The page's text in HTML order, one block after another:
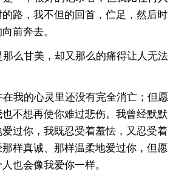
路，我不但的回首，伫足，然后时
前奔去。
那么甘美，却又那么的痛得让人无法
在我的心灵里还没有完全消亡；但愿
不想再使你难过悲伤。我曾经默默
过你，我既忍受着羞怯，又忍受着
样真诚、那样温柔地爱过你，但愿
也会像我爱你一样。